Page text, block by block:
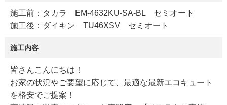
施工前：タカラ EM-4632KU-SA-BL セミオート
施工後：ダイキン TU46XSV セミオート
施工内容
皆さんこんにちは！
お家の状況やご要望に応じて、最適な最新エコキュート
を格安でご提案！